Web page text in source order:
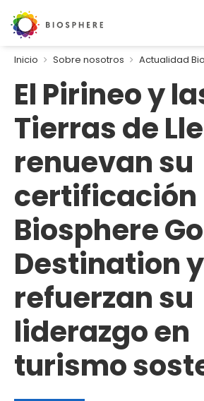
Inicio Sobre nosotros Actualidad
El Pirineo y
Tierras de
renuevan su
certificación
Biosphere
Destination y
refuerzan su
liderazgo en
turismo